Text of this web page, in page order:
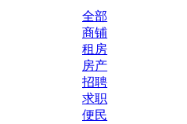
全部
商铺
租房
房产
招聘
求职
便民